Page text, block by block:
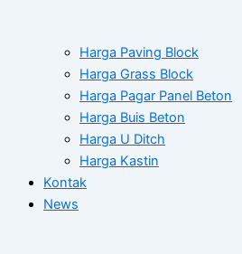
Harga Paving Block
Harga Grass Block
Harga Pagar Panel Beton
Harga Buis Beton
Harga U Ditch
Harga Kastin
Kontak
News